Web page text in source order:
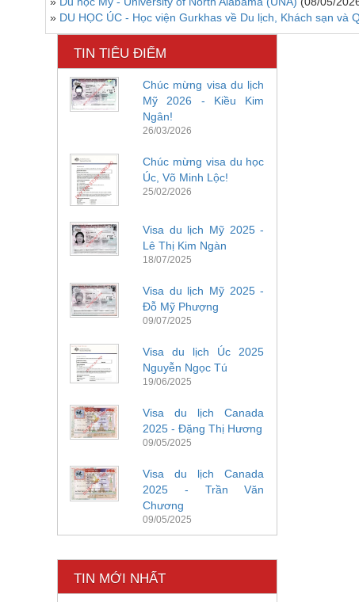
» DU HỌC ÚC - Học viện Gurkhas về Du lịch, Khách sạn và
TIN TIÊU ĐIỂM
Chúc mừng visa du lịch
Mỹ 2026 - Kiều Kim
Ngân!
26/03/2026
Chúc mừng visa du học
Úc, Võ Minh Lộc!
25/02/2026
Visa du lịch Mỹ 2025 -
Lê Thị Kim Ngàn
18/07/2025
Visa du lịch Mỹ 2025 -
Đỗ Mỹ Phượng
09/07/2025
Visa du lịch Úc 2025
Nguyễn Ngọc Tú
19/06/2025
Visa du lịch Canada
2025 - Đặng Thị Hương
09/05/2025
Visa du lịch Canada
2025 - Trần Văn
Chương
09/05/2025
TIN MỚI NHẤT